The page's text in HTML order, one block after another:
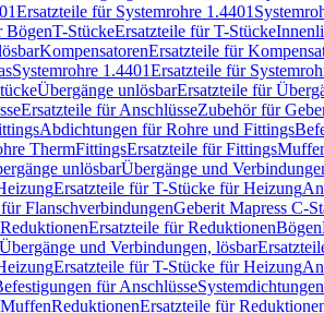
Ersatzteile für Systemrohre 1.4401
BögenT-StückeErsatzteile für T-Stücke
KompensatorenErsatzteile für
Systemrohre 1.4401Ersatzteile für
Übergänge unlösbarErsatzteile für
Ersatzteile für AnschlüsseZubehör für
Abdichtungen für Rohre und Fittings
ThermFittingsErsatzteile für Fittings
unlösbarÜbergänge und
Ersatzteile für T-Stücke für Heizung
FlanschverbindungenGeberit Mapress C-
ReduktionenErsatzteile für ReduktionenBögen
Übergänge und Verbindungen, lösbar
Ersatzteile für T-Stücke für Heizung
für AnschlüsseSystemdichtungen
ReduktionenErsatzteile für